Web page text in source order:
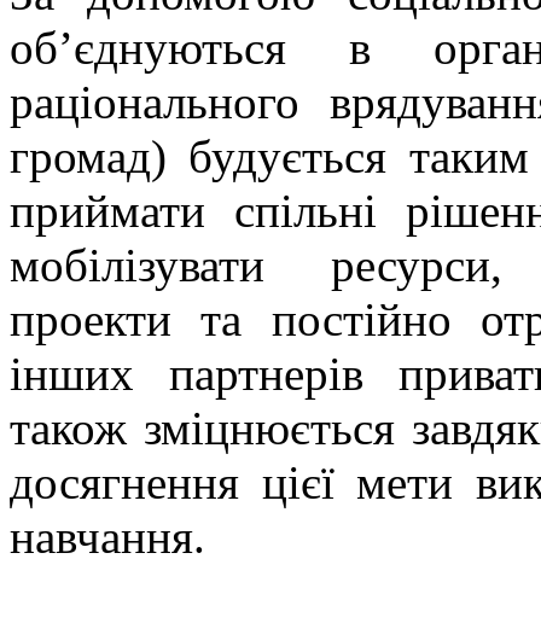
об’єднуються в
раціонального
громад) будується
приймати спільні
мобілізувати
проекти та постійно
інших партнерів
також зміцнюється
досягнення цієї мети
навчання.